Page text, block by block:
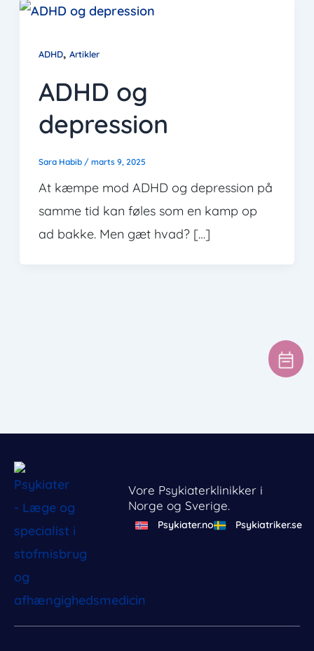
ADHD, Artikler
ADHD og
depression
Sara Habib / marts 9, 2025
At kæmpe mod ADHD og depression på
samme tid kan føles som en kamp op
ad bakke. Men gæt hvad? […]
Vore Psykiaterklinikker i
Norge og Sverige.
Psykiater.no Psykiatriker.se